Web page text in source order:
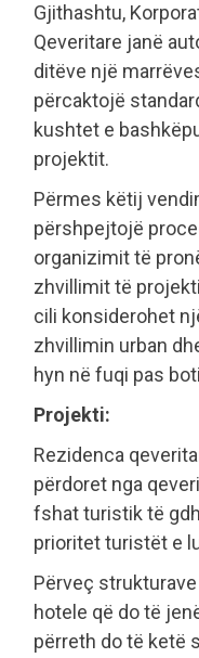
Gjithashtu,
Qeveritare janë
ditëve një
përcaktojë
kushtet e
projektit.
Përmes këtij
përshpejtojë
organizimit të
zhvillimit të
cili konsiderohet
zhvillimin urban
hyn në fuqi pas
Projekti:
Rezidenca
përdoret nga
fshat turistik të
prioritet turistët e
Përveç
hotele që do të
përreth do të ketë